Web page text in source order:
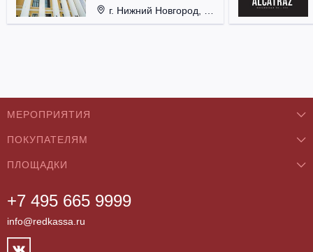
г. Нижний Новгород, ул. Смирнова, д. 12.
+7 495 665 9999
info@redkassa.ru
МЕРОПРИЯТИЯ
Концерты
Классика
Театры
Фестивали
ПОКУПАТЕЛЯМ
О нас
Как купить
Возврат билетов
ПЛОЩАДКИ
Бар/Ресторан/Кафе
Клуб